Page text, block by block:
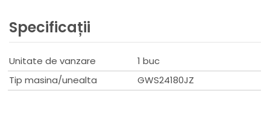
Specificații
Unitate de vanzare
1 buc
Tip masina/unealta
GWS24180JZ